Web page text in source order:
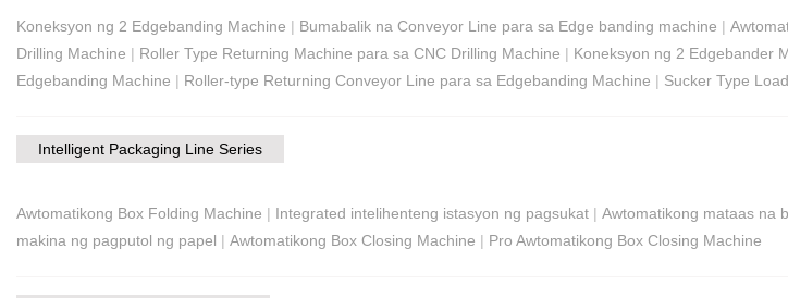
Koneksyon ng 2 Edgebanding Machine | Bumabalik na Conveyor Line para sa Edge banding machine |
Drilling Machine | Roller Type Returning Machine para sa CNC Drilling Machine | Koneksyon ng 2 Edgebander
Edgebanding Machine | Roller-type Returning Conveyor Line para sa Edgebanding Machine | Sucker Type
Intelligent Packaging Line Series
Awtomatikong Box Folding Machine | Integrated intelihenteng istasyon ng pagsukat | Awtomatikong mataas na
makina ng pagputol ng papel | Awtomatikong Box Closing Machine | Pro Awtomatikong Box Closing Machine